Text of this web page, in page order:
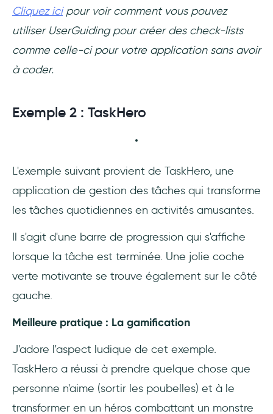
Cliquez icipour voir comment vous pouvez
utiliser UserGuiding pour créer des check-lists
comme celle-ci pour votre application sans avoir
à coder.
Exemple 2 : TaskHero
L'exemple suivant provient de TaskHero, une
application de gestion des tâches qui transforme
les tâches quotidiennes en activités amusantes.
Il s'agit d'une barre de progression qui s'affiche
lorsque la tâche est terminée. Une jolie coche
verte motivante se trouve également sur le côté
gauche.
Meilleure pratique : La gamification
J'adore l'aspect ludique de cet exemple.
TaskHero a réussi à prendre quelque chose que
personne n'aime (sortir les poubelles) et à le
transformer en un héros combattant un monstre